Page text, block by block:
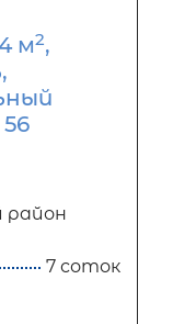
м2,
район
7 соток